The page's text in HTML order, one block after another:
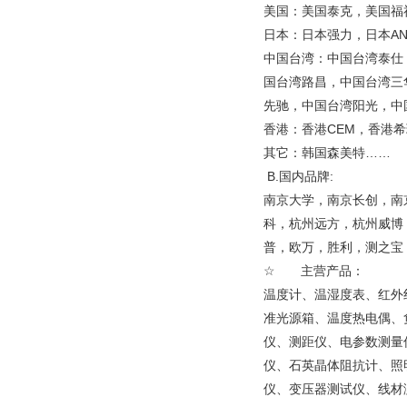
美国：美国泰克，美国
日本：日本强力，日本
中国台湾：中国台湾泰
国台湾路昌，中国台湾
先驰，中国台湾阳光，
香港：香港CEM，香港
其它：韩国森美特……
B.国内品牌:
南京大学，南京长创，
科，杭州远方，杭州威
普，欧万，胜利，测之
☆ 主营产品：
温度计、温湿度表、红
准光源箱、温度热电偶
仪、测距仪、电参数测
仪、石英晶体阻抗计、
仪、变压器测试仪、线